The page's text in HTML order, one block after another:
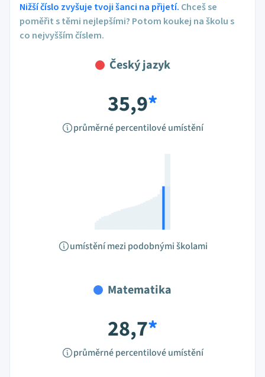
Nižší číslo zvyšuje tvoji šanci na přijetí. Chceš se
poměřit s těmi nejlepšími? Potom koukej na školu s
co nejvyšším číslem.
Český jazyk
35,9*
průměrné percentilové umístění
umístění mezi podobnými školami
Matematika
28,7*
průměrné percentilové umístění